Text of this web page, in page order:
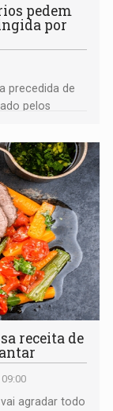
pedem
por
precedida de
pelos
receita de
agradar todo